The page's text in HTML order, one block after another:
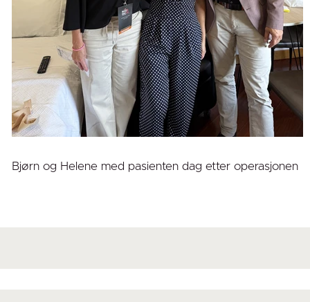
Bjørn og Helene med pasienten dag etter operasjonen